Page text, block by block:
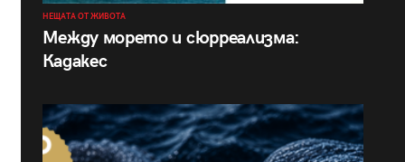
НЕЩАТА ОТ ЖИВОТА
Между морето и сюрреализма:
Кадакес